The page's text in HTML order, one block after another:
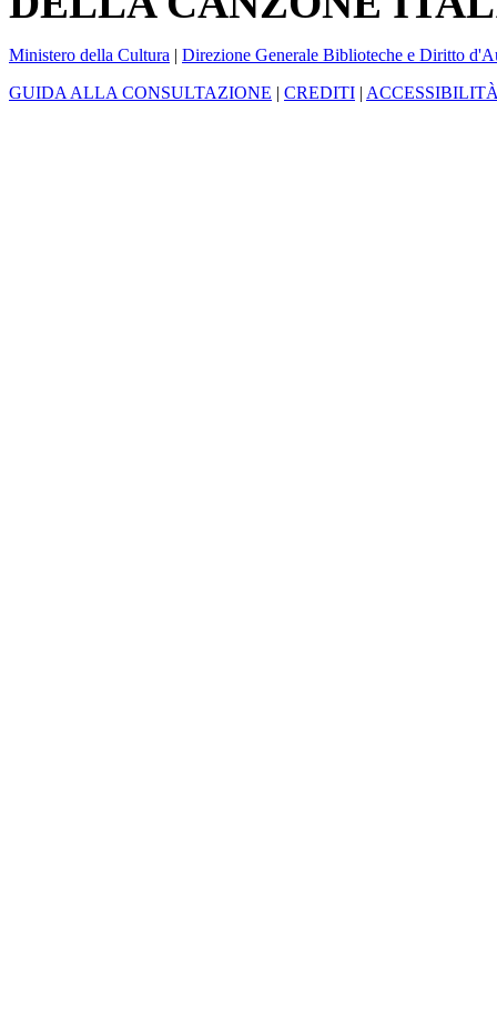
Ministero della Cultura | Direzione Generale Biblioteche e Diritto
GUIDA ALLA CONSULTAZIONE | CREDITI |